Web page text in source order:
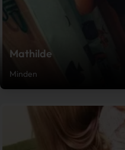
Mathilde
Minden